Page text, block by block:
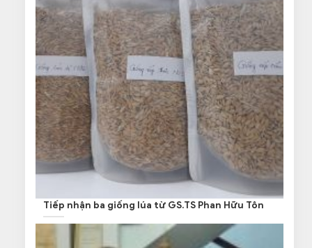
Tiếp nhận ba giống lúa từ GS.TS Phan Hữu Tôn